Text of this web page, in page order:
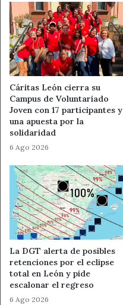
Cáritas León cierra su
Campus de Voluntariado
Joven con 17 participantes y
una apuesta por la
solidaridad
6 Ago 2026
La DGT alerta de posibles
retenciones por el eclipse
total en León y pide
escalonar el regreso
6 Ago 2026